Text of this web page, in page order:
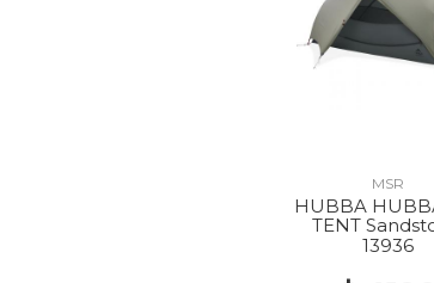
MSR
HUBBA
TENT
13936